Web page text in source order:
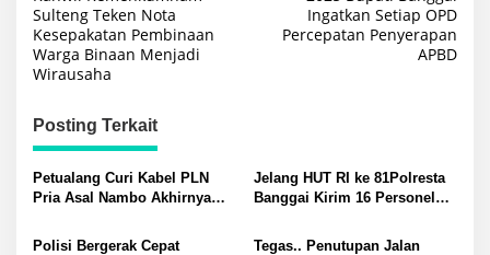
Sulteng Teken Nota
Kesepakatan Pembinaan
Warga Binaan Menjadi
Wirausaha
Ingatkan Setiap OPD
Percepatan Penyerapan
APBD
Posting Terkait
Petualang Curi Kabel PLN
Pria Asal Nambo Akhirnya
Jelang HUT RI ke 81Polresta
Banggai Kirim 16 Personel
Polisi Bergerak Cepat
Tegas.. Penutupan Jalan